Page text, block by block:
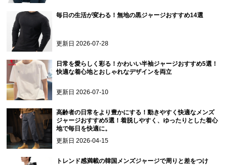
毎日の生活が変わる！無地の黒ジャージおすすめ14選
更新日2026-07-28
日常を愛らしく彩る！かわいい半袖ジャージおすすめ5選！
快適な着心地とおしゃれなデザインを両立
更新日2026-07-10
高齢者の日常をより豊かにする！動きやすく快適なメンズ
ジャージおすすめ5選！着脱しやすく、ゆったりとした着心
地で毎日を快適に。
更新日2026-04-15
トレンド感満載の韓国メンズジャージで周りと差をつけ